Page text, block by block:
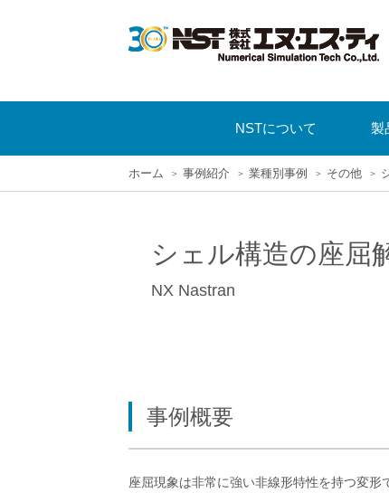
NSTについて 製
ホーム 事例紹介 業種別事例 その他
シェル構造の座屈
NX Nastran
事例概要
座屈現象は非常に強い非線形特性を持つ変